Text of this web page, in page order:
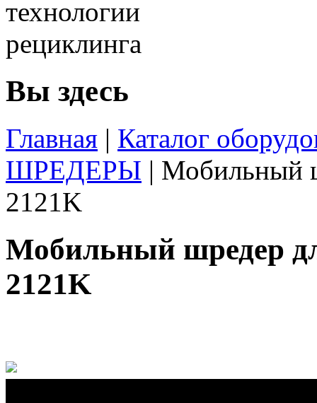
Вы здесь
Главная | Каталог
ШРЕДЕРЫ | Мобильный
2121K
Мобильный шредер
2121K